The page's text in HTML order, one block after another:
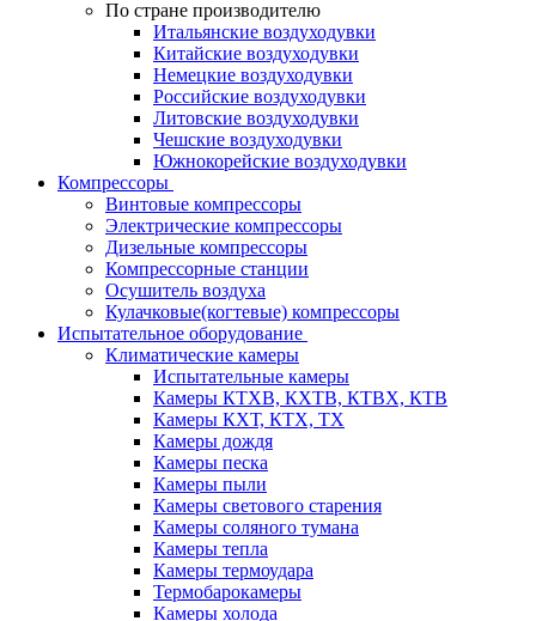
По стране производителю
Итальянские воздуходувки
Китайские воздуходувки
Немецкие воздуходувки
Российские воздуходувки
Литовские воздуходувки
Чешские воздуходувки
Южнокорейские воздуходувки
Компрессоры
Винтовые компрессоры
Электрические компрессоры
Дизельные компрессоры
Компрессорные станции
Осушитель воздуха
Кулачковые(когтевые) компрессоры
Испытательное оборудование
Климатические камеры
Испытательные камеры
Камеры КТХВ, КХТВ, КТВХ, КТВ
Камеры КХТ, КТХ, ТХ
Камеры дождя
Камеры песка
Камеры пыли
Камеры светового старения
Камеры соляного тумана
Камеры тепла
Камеры термоудара
Термобарокамеры
Камеры холода